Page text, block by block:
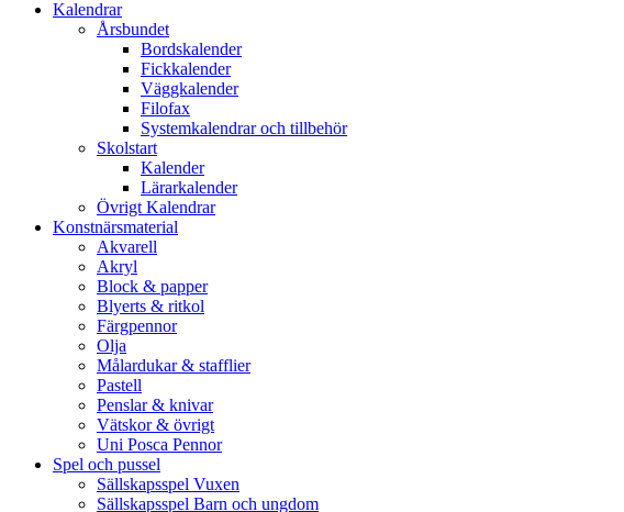
Kalendrar
Årsbundet
Bordskalender
Fickkalender
Väggkalender
Filofax
Systemkalendrar och tillbehör
Skolstart
Kalender
Lärarkalender
Övrigt Kalendrar
Konstnärsmaterial
Akvarell
Akryl
Block & papper
Blyerts & ritkol
Färgpennor
Olja
Målardukar & stafflier
Pastell
Penslar & knivar
Vätskor & övrigt
Uni Posca Pennor
Spel och pussel
Sällskapsspel Vuxen
Sällskapsspel Barn och ungdom